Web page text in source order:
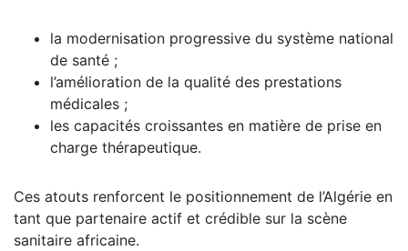
la modernisation progressive du système national
de santé ;
l’amélioration de la qualité des prestations
médicales ;
les capacités croissantes en matière de prise en
charge thérapeutique.
Ces atouts renforcent le positionnement de l’Algérie en
tant que partenaire actif et crédible sur la scène
sanitaire africaine.